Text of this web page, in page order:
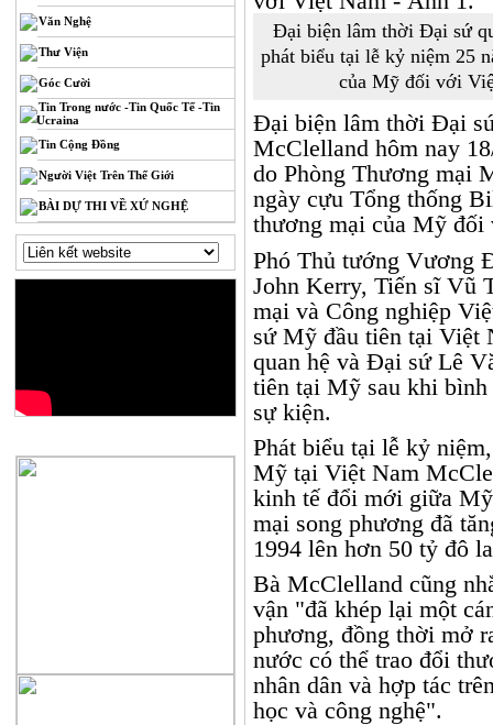
Văn Nghệ
Thư Viện
Góc Cười
Tin Trong nước -Tin Quốc Tế -Tin
Ucraina
Tin Cộng Đồng
Người Việt Trên Thế Giới
BÀI DỰ THI VỀ XỨ NGHỆ
Đại biện lâm thời Đại sứ
phát biểu tại lễ kỷ niệm 25
của Mỹ đối với
Đại biện lâm thời Đại
McClelland hôm nay
do Phòng Thương mại
ngày cựu Tổng thống
thương mại của Mỹ
Phó Thủ tướng Vương
John Kerry, Tiến sĩ Vũ
mại và Công nghiệp
sứ Mỹ đầu tiên tại Việt
quan hệ và Đại sứ Lê
tiên tại Mỹ sau khi bình
sự kiện.
Phát biểu tại lễ kỷ
Mỹ tại Việt Nam
kinh tế đổi mới giữa
mại song phương đã
1994 lên hơn 50 tỷ đô
Bà McClelland cũng
vận "đã khép lại một
phương, đồng thời mở
nước có thể trao đổi
nhân dân và hợp tác
học và công nghệ".